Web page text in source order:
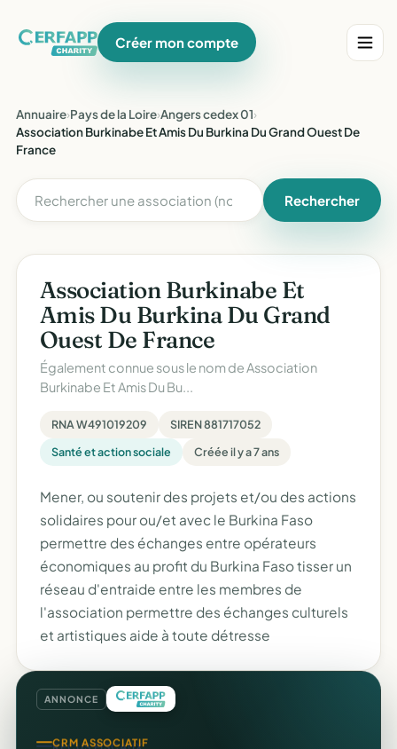
Créer mon compte
Annuaire›Pays de la Loire›Angers cedex 01›
Association Burkinabe Et Amis Du Burkina Du Grand Ouest De
France
Rechercher
Association Burkinabe Et
Amis Du Burkina Du Grand
Ouest De France
Également connue sous le nom deAssociation
Burkinabe Et Amis Du Bu...
RNA W491019209
SIREN 881717052
Santé et action sociale
Créée il y a 7 ans
Mener, ou soutenir des projets et/ou des actions
solidaires pour ou/et avec le Burkina Faso
permettre des échanges entre opérateurs
économiques au profit du Burkina Faso tisser un
réseau d'entraide entre les membres de
l'association permettre des échanges culturels
et artistiques aide à toute détresse
ANNONCE
CRM ASSOCIATIF